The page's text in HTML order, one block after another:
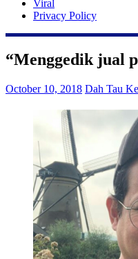
Viral
Privacy Policy
“Menggedik jual
October 10, 2018 Dah Tau